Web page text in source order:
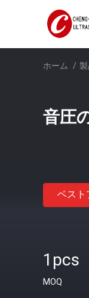
ホーム /
音圧
ベスト
1pcs
MOQ